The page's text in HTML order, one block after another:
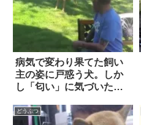
病気で変わり果てた飼い
主の姿に戸惑う犬。しか
し「匂い」に気づいた途
どうぶつ